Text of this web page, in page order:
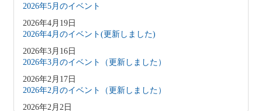
2026年5月のイベント
2026年4月19日
2026年4月のイベント(更新しました)
2026年3月16日
2026年3月のイベント（更新しました）
2026年2月17日
2026年2月のイベント（更新しました）
2026年2月2日